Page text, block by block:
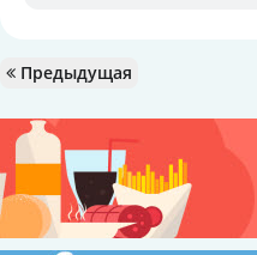
Предыдущая